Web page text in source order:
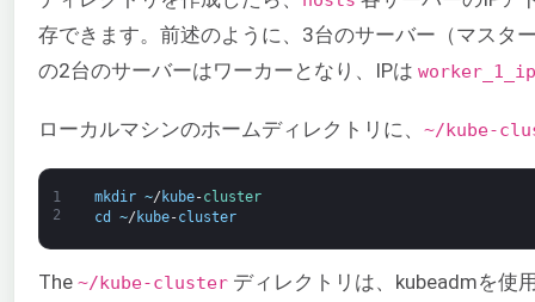
存できます。前述のように、3台のサーバー（マスタ
の2台のサーバーはワーカーとなり、IPは worker_1_ip
ローカルマシンのホームディレクトリに、 ~/kube-
1
2
mkdir ~/ kube-cluster
cd
~/ kube-cluster
The ~/kube-cluster ディレクトリは、kubeadmを使